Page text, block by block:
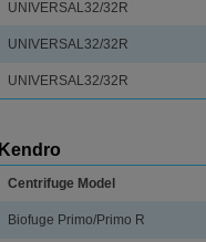
UNIVERSAL32/32R
UNIVERSAL32/32R
UNIVERSAL32/32R
Kendro
Centrifuge Model
Biofuge Primo/Primo R